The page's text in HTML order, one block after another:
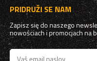
PRIDRUŽI SE NAM
Zapisz się do naszego
nowościach i promocjach na